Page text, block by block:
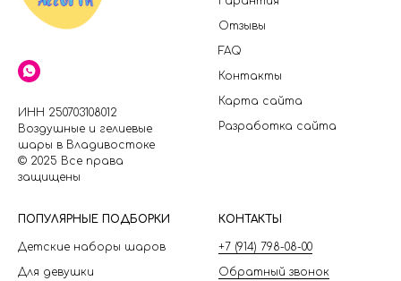
ИНН 250703108012
Воздушные и гелиевые
шары в Владивостоке
© 2025 Все права
защищены
Отзывы
FAQ
Контакты
Карта сайта
Разработка сайта
ПОПУЛЯРНЫЕ ПОДБОРКИ
Детские наборы шаров
Для девушки
КОНТАКТЫ
+7 (914) 798-08-00
Обратный звонок